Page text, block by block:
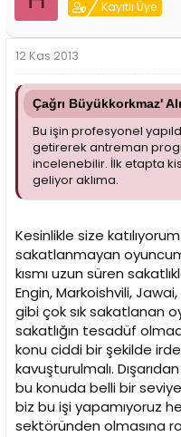
Kayıtlı Üye
12 Kas 2013
Çağrı Büyükkorkmaz'
Bu işin profesyonel
getirerek antreman
incelenebilir. İlk etapta
geliyor aklıma.
Kesinlikle size
sakatlanmayan
kısmı uzun süren
Engin, Markoishvili,
gibi çok sık sakatlanan
sakatlığın tesadüf
konu ciddi bir şekilde
kavuşturulmalı.
bu konuda belli bir
biz bu işi yapamıyoruz
sektöründen olmasına